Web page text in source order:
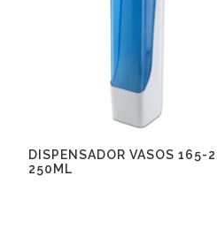
DISPENSADOR VASOS 165-
250ML